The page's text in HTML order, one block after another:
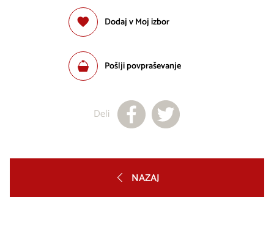
Dodaj v Moj izbor
Pošlji povpraševanje
Deli
NAZAJ